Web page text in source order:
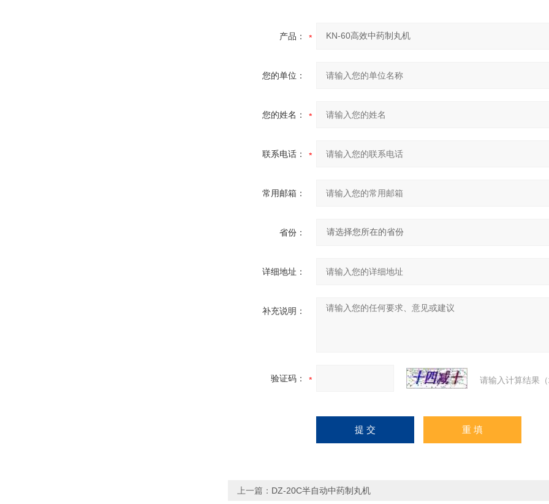
产品：
您的单位：
您的姓名：
联系电话：
常用邮箱：
省份：
详细地址：
补充说明：
验证码： 请输入计算结果
上一篇： DZ-20C半自动中药制丸机